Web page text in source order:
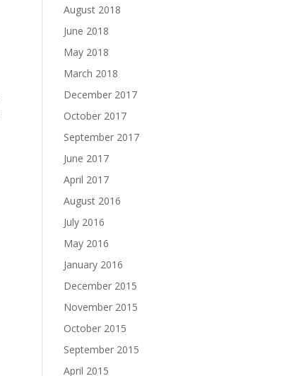
August 2018
June 2018
May 2018
March 2018
December 2017
October 2017
September 2017
June 2017
April 2017
August 2016
July 2016
May 2016
January 2016
December 2015
November 2015
October 2015
September 2015
April 2015